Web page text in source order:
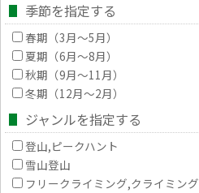
季節を指定する
春期（3月～5月）
夏期（6月～8月）
秋期（9月～11月）
冬期（12月～2月）
ジャンルを指定する
登山,ピークハント
雪山登山
フリークライミング,クライミング